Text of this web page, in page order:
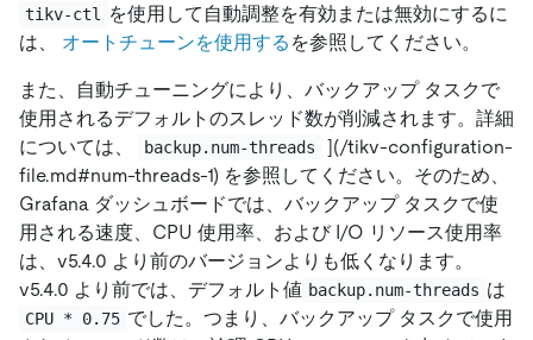
tikv-ctl
を使用して自動調整を有効または無効にするに
は、 オートチューンを使用する を参照してください。
また、自動チューニングにより、バックアップ タスクで
使用されるデフォルトのスレッド数が削減されます。詳細
については、
backup.num-threads
](/tikv-configuration-
file.md#num-threads-1) を参照してください。そのため、
Grafana ダッシュボードでは、バックアップ タスクで使
用される速度、CPU 使用率、および I/O リソース使用率
は、v5.4.0 より前のバージョンよりも低くなります。
v5.4.0 より前では、デフォルト値 backup.num-threads は
CPU * 0.75 でした。つまり、バックアップ タスクで使用